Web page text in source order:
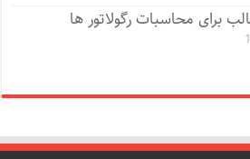
برای محاسبات رگولاتور ها